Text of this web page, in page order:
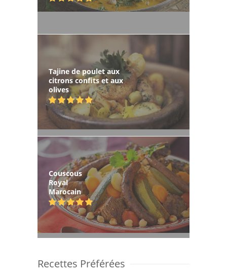
Tajine de poulet aux
citrons confits et aux
olives
Couscous
Royal
Marocain
Recettes Préférées